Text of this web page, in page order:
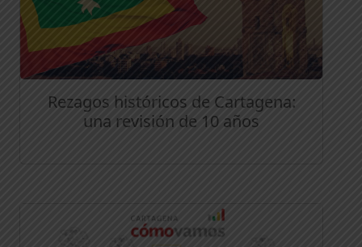
Rezagos históricos de Cartagena:
una revisión de 10 años